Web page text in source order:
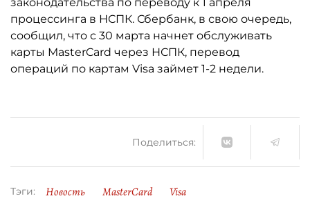
процессинга в НСПК. Сбербанк, в свою очередь,
сообщил, что с 30 марта начнет обслуживать
карты MasterCard через НСПК, перевод
операций по картам Visa займет 1-2 недели.
Поделиться:
Тэги: Новость MasterCard Visa